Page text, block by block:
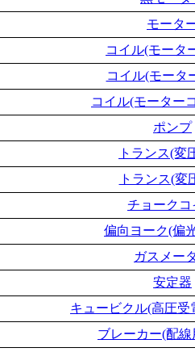
モータ
コイル(モータ
コイル(モータ
コイル(モーター
ポンプ
トランス(変
トランス(変
チョークコ
偏向ヨーク(偏
ガスメー
安定器
キュービクル(高圧受
ブレーカー(配